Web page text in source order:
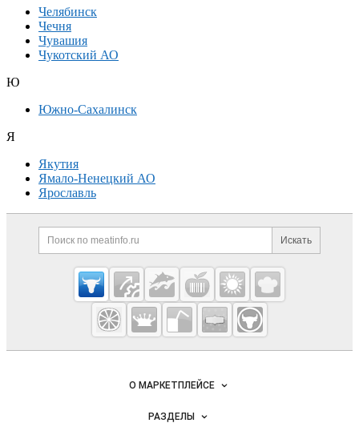
Челябинск
Чечня
Чувашия
Чукотский АО
Ю
Южно-Сахалинск
Я
Якутия
Ямало-Ненецкий АО
Ярославль
Дополнительная информация
Поиск по сайту и
Искать
Cсылки на полезные проекты
Meatinfo.ru —
мясо и
мясопродукты
Важные разделы и контакты
Навигация по сайтуО МАРКЕТПЛЕЙСЕ
Новости Meatinfo.ru
РАЗДЕЛЫ